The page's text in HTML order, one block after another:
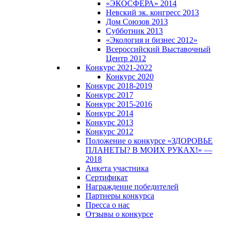
«ЭКОСФЕРА» 2014
Невский эк. конгресс 2013
Дом Союзов 2013
Субботник 2013
«Экология и бизнес 2012»
Всероссийский Выставочный
Центр 2012
Конкурс 2021-2022
Конкурс 2020
Конкурс 2018-2019
Конкурс 2017
Конкурс 2015-2016
Конкурс 2014
Конкурс 2013
Конкурс 2012
Положение о конкурсе «ЗДОРОВЬЕ
ПЛАНЕТЫ? В МОИХ РУКАХ!» —
2018
Анкета участника
Сертификат
Награждение победителей
Партнеры конкурса
Пресса о нас
Отзывы о конкурсе